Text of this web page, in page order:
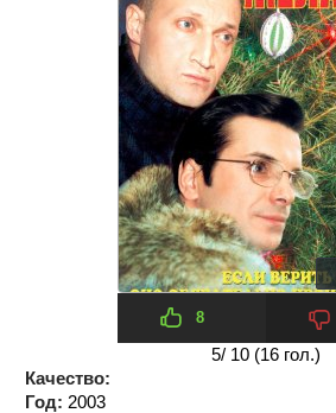
8
5/ 10 (16 гол.)
Качество:
Год: 2003